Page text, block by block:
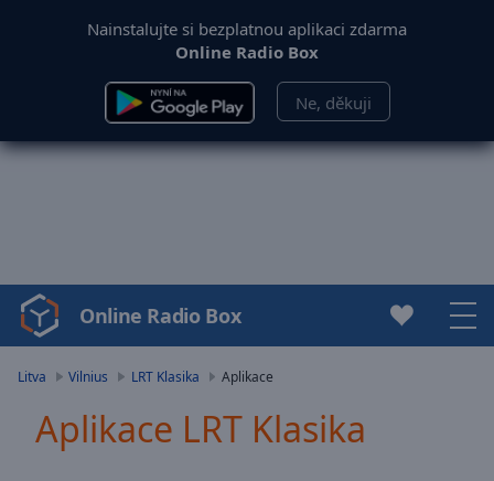
Nainstalujte si bezplatnou aplikaci zdarma
Online Radio Box
Ne, děkuji
Video
Player
Play
Video
Online Radio Box
Litva Vilnius LRT Klasika Aplikace
Aplikace LRT Klasika